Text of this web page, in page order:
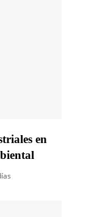
en